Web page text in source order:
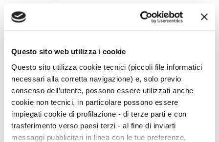
Questo sito web utilizza i cookie
Questo sito utilizza cookie tecnici (piccoli file informatici
necessari alla corretta navigazione) e, solo previo
consenso dell’utente, possono essere utilizzati anche
cookie non tecnici, in particolare possono essere
impiegati cookie di profilazione - di terze parti e con
trasferimento verso paesi terzi - al fine di inviarti
messaggi pubblicitari in linea con le tue preferenze,
Marta Santacatterina
back
Magazine menu
Tutte le news
Grandi Mostre
Kids
Cataloghi e libri
Aste e mercato
Calendario